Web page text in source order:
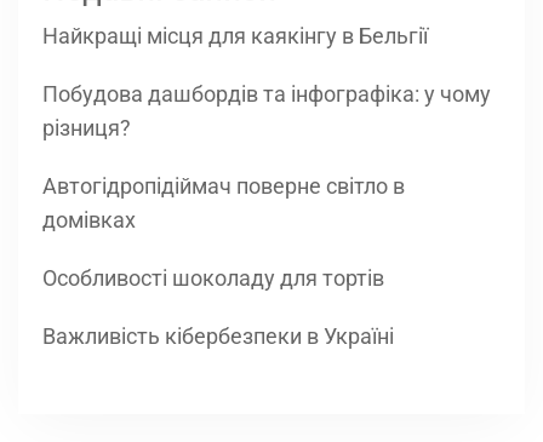
Найкращі місця для каякінгу в Бельгії
Побудова дашбордів та інфографіка: у чому
різниця?
Автогідропідіймач поверне світло в
домівках
Особливості шоколаду для тортів
Важливість кібербезпеки в Україні